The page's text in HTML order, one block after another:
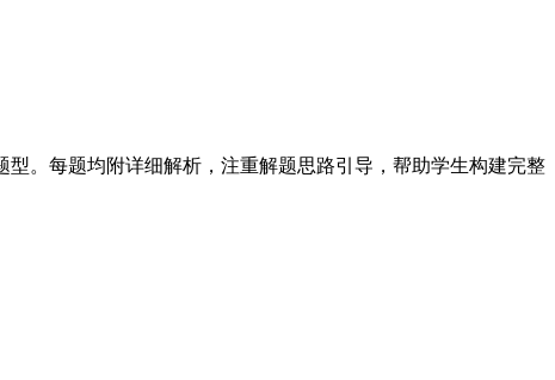
。每题均附详细解析，注重解题思路引导，帮助学生构建完整